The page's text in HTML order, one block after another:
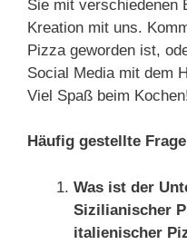
Sie mit verschiedenen
Kreation mit uns.
Pizza geworden ist,
Social Media mit dem
Viel Spaß beim
Häufig gestellte
Was ist der
Sizilianischer
italienischer